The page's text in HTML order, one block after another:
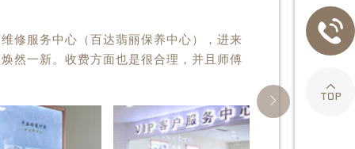
修服务中心（百达翡丽保养中心），进来
然一新。收费方面也是很合理，并且师傅


